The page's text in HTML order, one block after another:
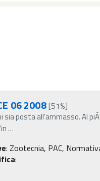
06 2008[51%]
sia posta all'ammasso. Al
…
: Zootecnia, PAC,
: